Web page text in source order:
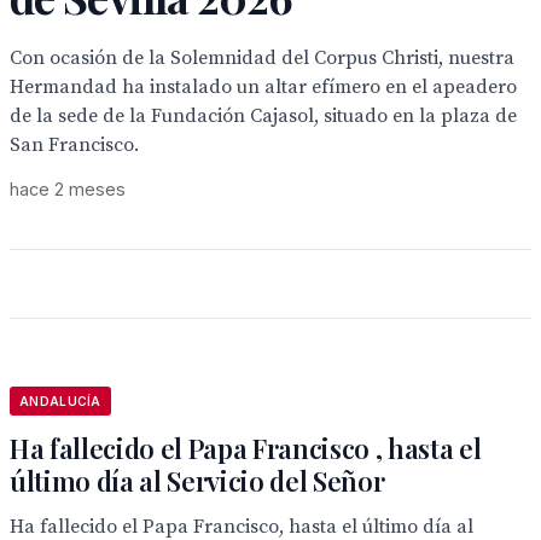
Con ocasión de la Solemnidad del Corpus Christi, nuestra
Hermandad ha instalado un altar efímero en el apeadero
de la sede de la Fundación Cajasol, situado en la plaza de
San Francisco.
hace 2 meses
ANDALUCÍA
Ha fallecido el Papa Francisco , hasta el
último día al Servicio del Señor
Ha fallecido el Papa Francisco, hasta el último día al